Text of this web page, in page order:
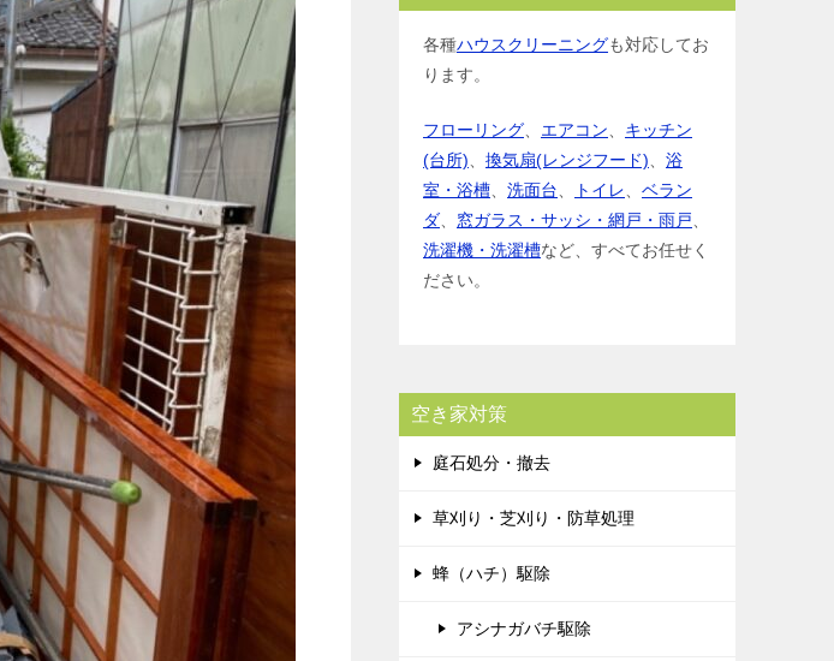
各種ハウスクリーニングも対応してお
ります。
フローリング エアコン
キッチン
(台所)
換気扇(レンジフード)
浴
室・浴槽
洗面台 トイレ
ベラン
ダ
窓ガラス・サッシ・網戸・雨戸
洗濯機・洗濯槽など、すべてお任せく
ださい。
空き家対策
庭石処分・撤去
草刈り・芝刈り・防草処理
蜂（ハチ）駆除
アシナガバチ駆除